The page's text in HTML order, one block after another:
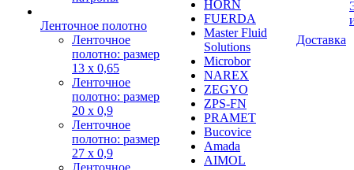
Ленточное полотно
Ленточное
полотно: размер
13 х 0,65
Ленточное
полотно: размер
20 х 0,9
Ленточное
полотно: размер
27 х 0,9
Ленточное
HORN
FUERDA
Master Fluid
Solutions
Microbor
NAREX
ZEGYO
ZPS-FN
PRAMET
Bucovice
Amada
AIMOL
Доставка